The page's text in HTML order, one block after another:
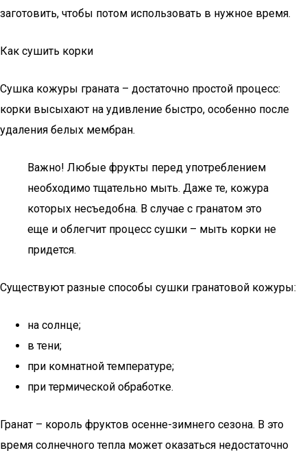
заготовить, чтобы потом использовать в нужное время.
Как сушить корки
Сушка кожуры граната – достаточно простой процесс:
корки высыхают на удивление быстро, особенно после
удаления белых мембран.
Важно! Любые фрукты перед употреблением
необходимо тщательно мыть. Даже те, кожура
которых несъедобна. В случае с гранатом это
еще и облегчит процесс сушки – мыть корки не
придется.
Существуют разные способы сушки гранатовой кожуры:
на солнце;
в тени;
при комнатной температуре;
при термической обработке.
Гранат – король фруктов осенне-зимнего сезона. В это
время солнечного тепла может оказаться недостаточно